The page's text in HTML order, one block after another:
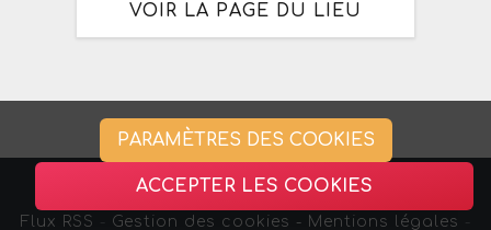
VOIR LA PAGE DU LIEU
Flux RSS Gestion des cookies - Mentions légales
PARAMÈTRES DES COOKIES
ACCEPTER LES COOKIES